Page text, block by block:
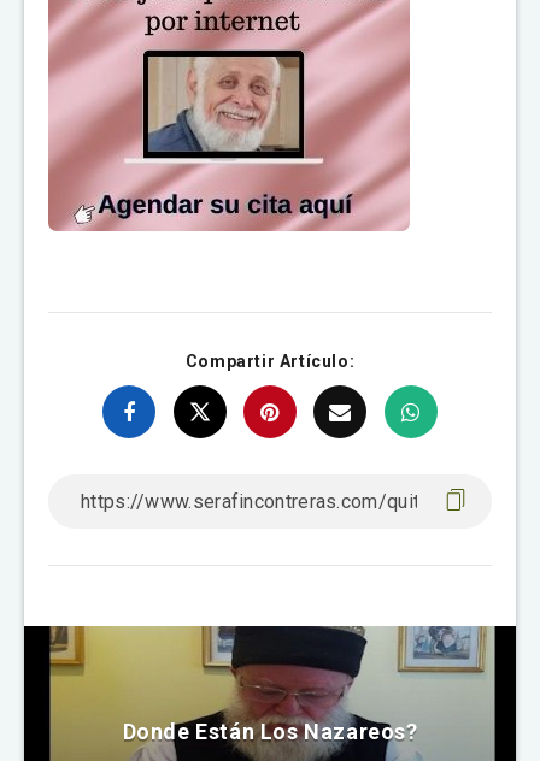
Compartir Artículo:
Donde Están Los Nazareos?